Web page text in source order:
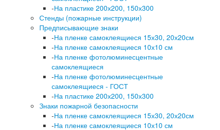
-На пластике 200х200, 150х300
Стенды (пожарные инструкции)
Предписывающие знаки
-На пленке самоклеящиеся 15х30, 20х20см
-На пленке самоклеящиеся 10х10 см
-На пленке фотолюминесцентные
самоклеящиеся
-На пленке фотолюминесцентные
самоклеящиеся - ГОСТ
-На пластике 200х200, 150х300
Знаки пожарной безопасности
-На пленке самоклеящиеся 15х30, 20х20см
-На пленке самоклеящиеся 10х10 см